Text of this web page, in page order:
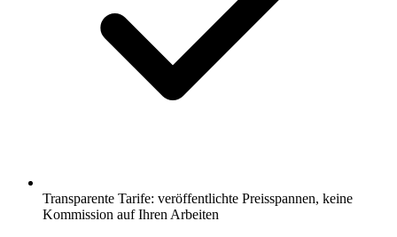
Transparente Tarife: veröffentlichte Preisspannen, keine
Kommission auf Ihren Arbeiten